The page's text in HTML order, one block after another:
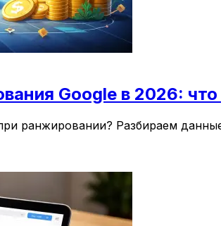
Google в 2026:
ранжировании? Разбираем